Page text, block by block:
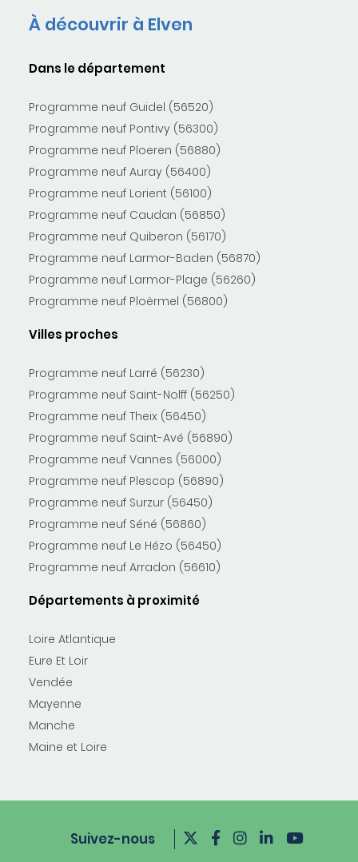
À découvrir à Elven
Dans le département
Programme neuf Guidel (56520)
Programme neuf Pontivy (56300)
Programme neuf Ploeren (56880)
Programme neuf Auray (56400)
Programme neuf Lorient (56100)
Programme neuf Caudan (56850)
Programme neuf Quiberon (56170)
Programme neuf Larmor-Baden (56870)
Programme neuf Larmor-Plage (56260)
Programme neuf Ploërmel (56800)
Villes proches
Programme neuf Larré (56230)
Programme neuf Saint-Nolff (56250)
Programme neuf Theix (56450)
Programme neuf Saint-Avé (56890)
Programme neuf Vannes (56000)
Programme neuf Plescop (56890)
Programme neuf Surzur (56450)
Programme neuf Séné (56860)
Programme neuf Le Hézo (56450)
Programme neuf Arradon (56610)
Départements à proximité
Loire Atlantique
Eure Et Loir
Vendée
Mayenne
Manche
Maine et Loire
Suivez-nous